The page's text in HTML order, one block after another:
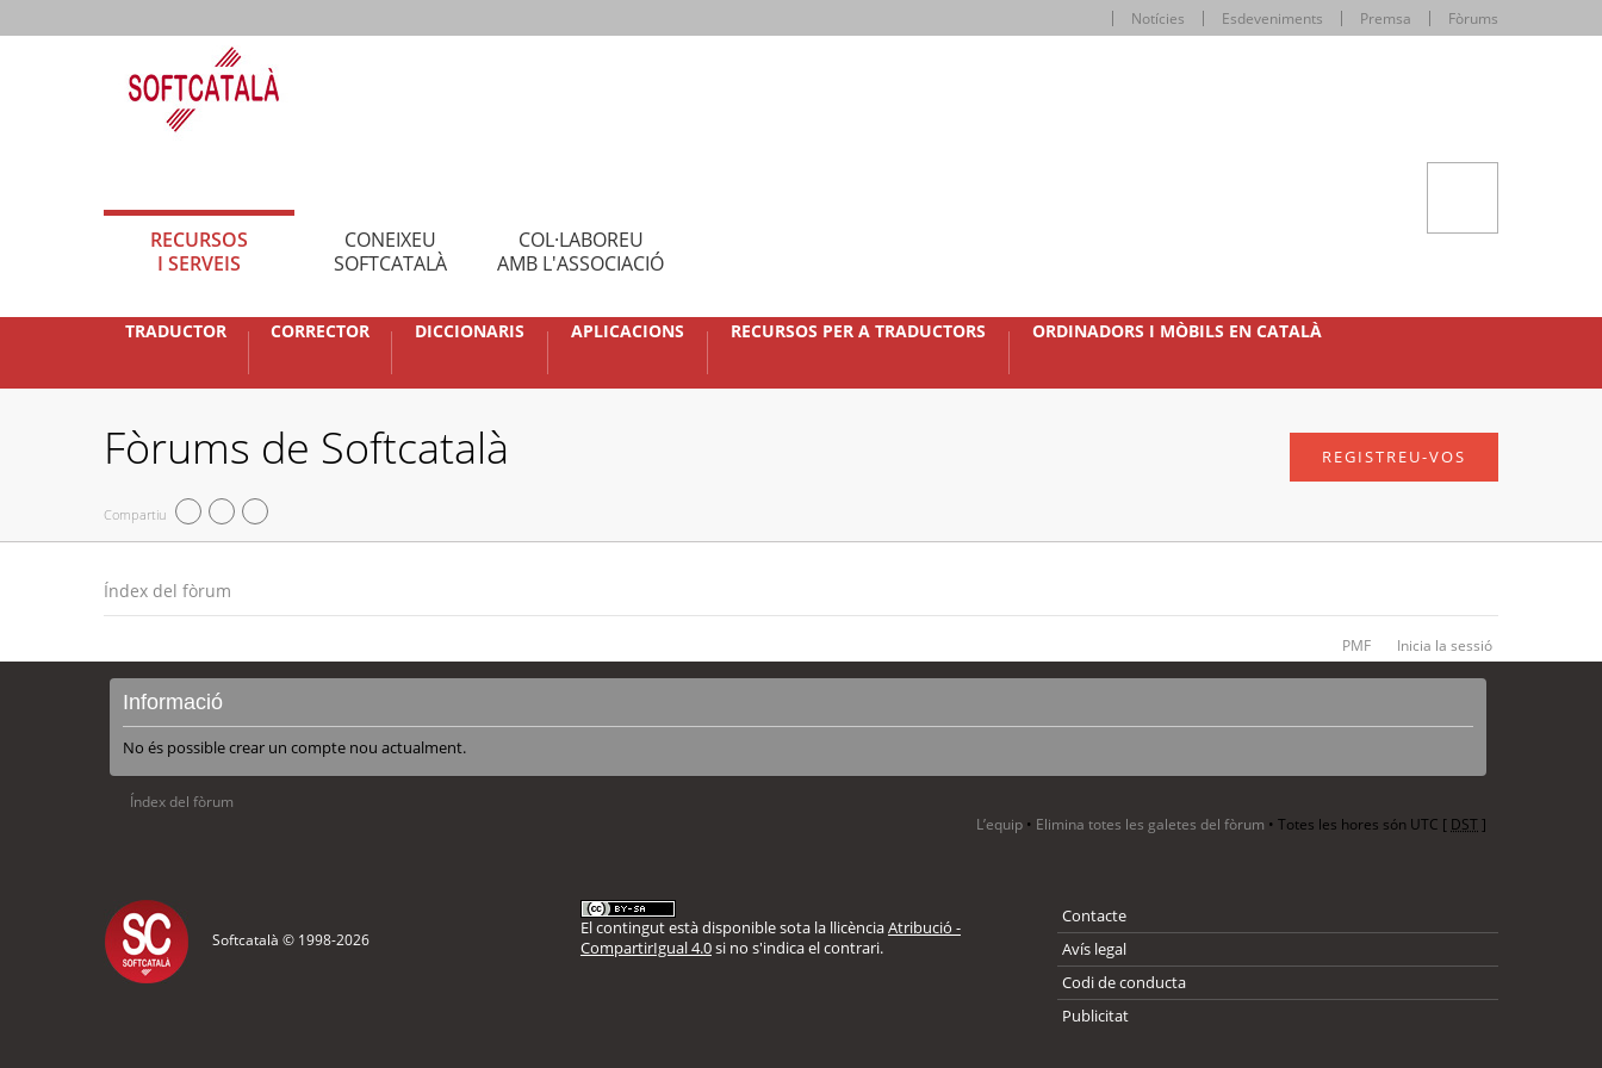
Notícies Esdeveniments Premsa Fòrums
RECURSOS
I SERVEIS
CONEIXEU
SOFTCATALÀ
COL·LABOREU
AMB L'ASSOCIACIÓ
TRADUCTOR CORRECTOR DICCIONARIS APLICACIONS RECURSOS PER A TRADUCTORS ORDINADORS I MÒBILS EN CATALÀ
Fòrums de Softcatalà
Compartiu
REGISTREU-VOS
Índex del fòrum
PMF Inicia la sessió
Informació
No és possible crear un compte nou actualment.
Índex del fòrum
L’equip • Elimina totes les galetes del fòrum • Totes les hores són UTC [ DST]
Softcatalà © 1998-2026
El contingut està disponible sota la llicènciaAtribució -
CompartirIgual 4.0si no s'indica el contrari.
Contacte
Avís legal
Codi de conducta
Publicitat